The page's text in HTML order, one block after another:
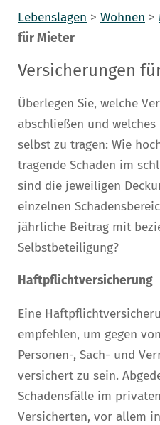
Lebenslagen > Wohnen >
für Mieter
Versicherungen
Überlegen Sie, welche
abschließen und
selbst zu tragen: Wie
tragende Schaden im
sind die jeweiligen
einzelnen
jährliche Beitrag mit
Selbstbeteiligung?
Haftpflichtversicherung
Eine
empfehlen, um gegen
Personen-, Sach- und
versichert zu sein.
Schadensfälle im
Versicherten, vor allem